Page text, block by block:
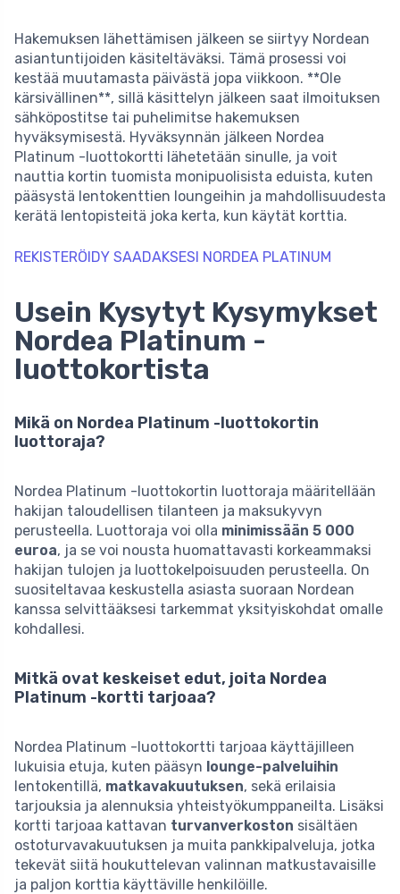
Hakemuksen lähettämisen jälkeen se siirtyy Nordean
asiantuntijoiden käsiteltäväksi. Tämä prosessi voi
kestää muutamasta päivästä jopa viikkoon. **Ole
kärsivällinen**, sillä käsittelyn jälkeen saat ilmoituksen
sähköpostitse tai puhelimitse hakemuksen
hyväksymisestä. Hyväksynnän jälkeen Nordea
Platinum -luottokortti lähetetään sinulle, ja voit
nauttia kortin tuomista monipuolisista eduista, kuten
pääsystä lentokenttien loungeihin ja mahdollisuudesta
kerätä lentopisteitä joka kerta, kun käytät korttia.
REKISTERÖIDY SAADAKSESI NORDEA PLATINUM
Usein Kysytyt Kysymykset
Nordea Platinum -
luottokortista
Mikä on Nordea Platinum -luottokortin
luottoraja?
Nordea Platinum -luottokortin luottoraja määritellään
hakijan taloudellisen tilanteen ja maksukyvyn
perusteella. Luottoraja voi olla minimissään 5 000
euroa, ja se voi nousta huomattavasti korkeammaksi
hakijan tulojen ja luottokelpoisuuden perusteella. On
suositeltavaa keskustella asiasta suoraan Nordean
kanssa selvittääksesi tarkemmat yksityiskohdat omalle
kohdallesi.
Mitkä ovat keskeiset edut, joita Nordea
Platinum -kortti tarjoaa?
Nordea Platinum -luottokortti tarjoaa käyttäjilleen
lukuisia etuja, kuten pääsyn lounge-palveluihin
lentokentillä, matkavakuutuksen, sekä erilaisia
tarjouksia ja alennuksia yhteistyökumppaneilta. Lisäksi
kortti tarjoaa kattavan turvanverkoston sisältäen
ostoturvavakuutuksen ja muita pankkipalveluja, jotka
tekevät siitä houkuttelevan valinnan matkustavaisille
ja paljon korttia käyttäville henkilöille.